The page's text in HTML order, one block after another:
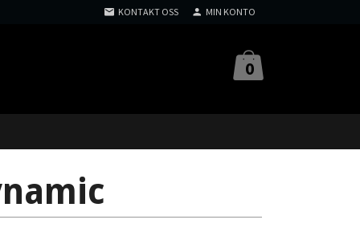
KONTAKT OSS MIN KONTO
0